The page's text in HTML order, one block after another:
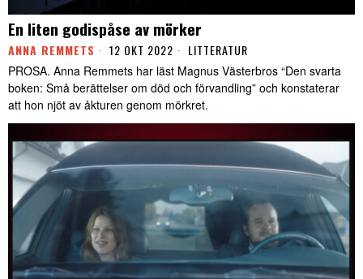
En liten godispåse av mörker
ANNA REMMETS 12 OKT 2022 LITTERATUR
PROSA. Anna Remmets har läst Magnus Västerbros “Den svarta
boken: Små berättelser om död och förvandling” och konstaterar
att hon njöt av åkturen genom mörkret.